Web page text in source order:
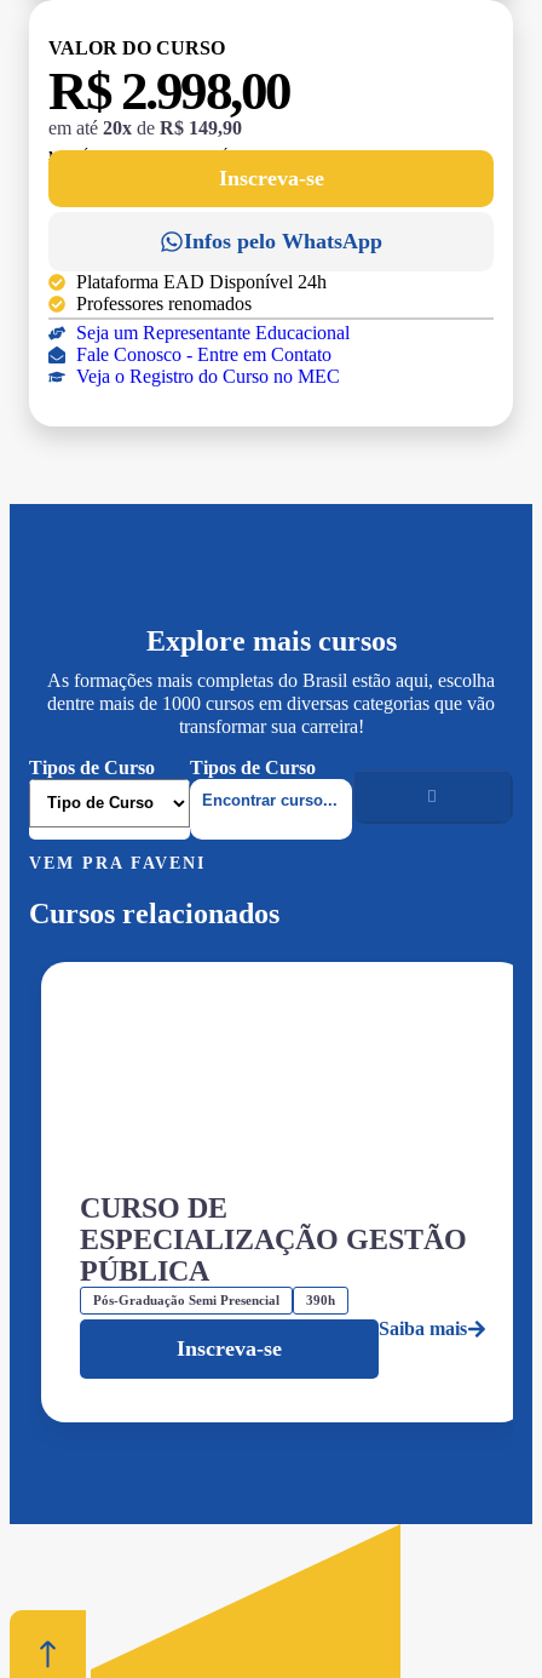
VALOR DO CURSO
R$ 2.998,00
em até 20x de R$ 149,90
MATRÍCULA:
Inscreva-se
Infos pelo WhatsApp
Plataforma EAD Disponível 24h
Professores renomados
Seja um Representante Educacional
Fale Conosco - Entre em Contato
Veja o Registro do Curso no MEC
Explore mais cursos
As formações mais completas do Brasil estão aqui, escolha
dentre mais de 1000 cursos em diversas categorias que vão
transformar sua carreira!
Tipos de Curso
Tipos de Curso
VEM PRA FAVENI
Cursos relacionados
CURSO DE
ESPECIALIZAÇÃO GESTÃO
PÚBLICA
Pós-Graduação Semi Presencial 390h
Inscreva-se
Saiba mais